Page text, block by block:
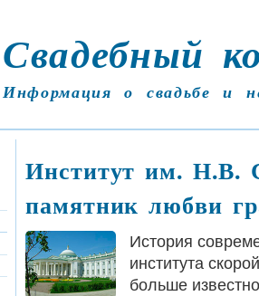
Свадебный
Информация о свадьбе и
Институт им. Н.В.
памятник любви
История
института
больше